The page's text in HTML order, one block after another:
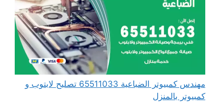
مهندس كمبيوتر الضباعية 65511033 تصليح لابتوب و
كمبيوتر بالمنزل